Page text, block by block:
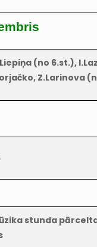
(no 6.st.),
Z.Larinova
stunda